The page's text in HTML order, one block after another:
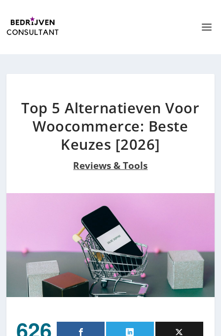
Top 5 Alternatieven Voor
Woocommerce: Beste
Keuzes [2026]
Reviews & Tools
626